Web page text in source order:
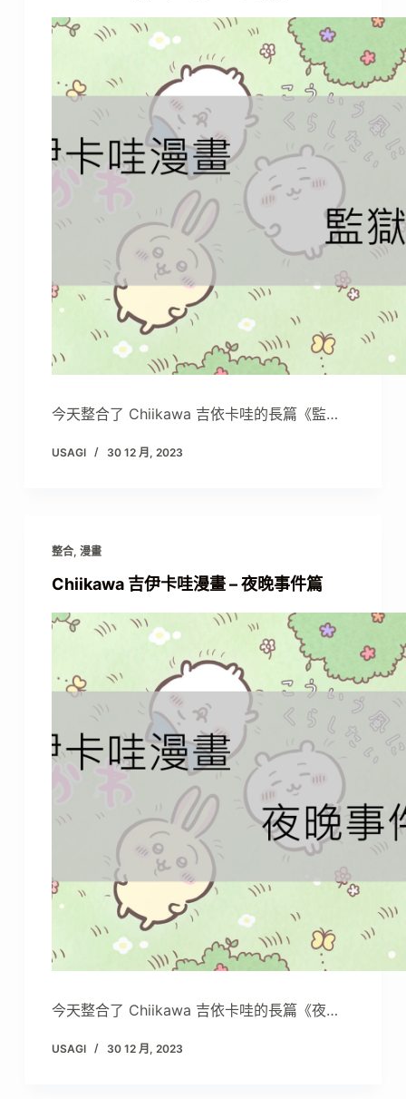
今天整合了 Chiikawa 吉依卡哇的長篇《監…
USAGI 30 12 月, 2023
整合, 漫畫
Chiikawa 吉伊卡哇漫畫 – 夜晚事件篇
今天整合了 Chiikawa 吉依卡哇的長篇《夜…
USAGI 30 12 月, 2023